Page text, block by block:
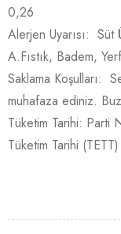
0,26
Alerjen Uyarısı: Süt
A.Fıstık, Badem,
Saklama Koşulları:
muhafaza ediniz.
Tüketim Tarihi: Parti
Tüketim Tarihi